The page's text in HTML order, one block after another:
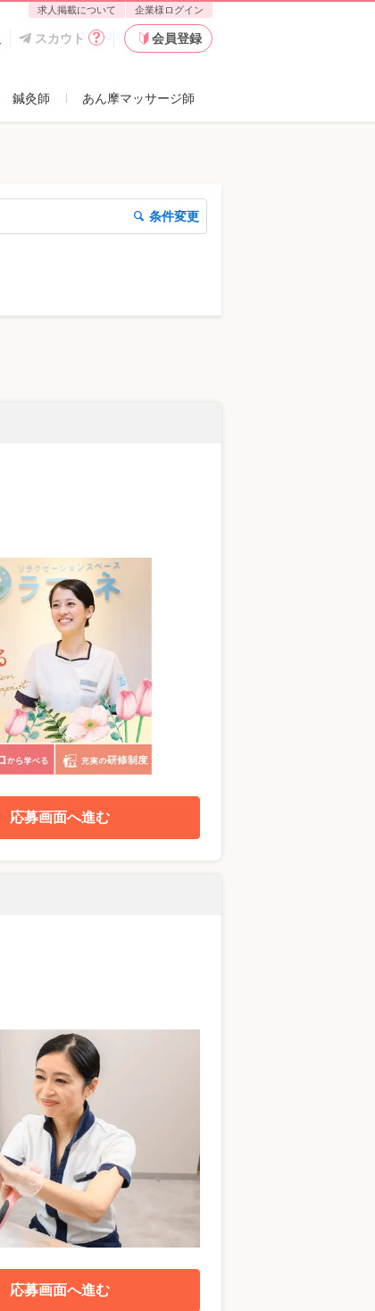
求人掲載について 企業様ログイン
スカウト 会員登録
鍼灸師 あん摩マッサージ師
条件変更
応募画面へ進む
応募画面へ進む